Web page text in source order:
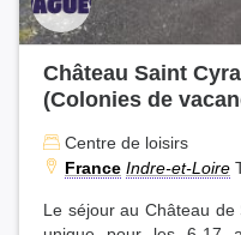
Château Saint
(Colonies de
Centre de loisirs
France Indre-et-Loire
Le séjour au Château